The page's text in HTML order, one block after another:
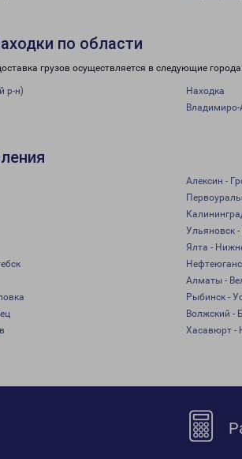
по области
грузов осуществляется в следующие города:
р-н) Находка
Владимиро-
Алексин -
Ульяновск
Ялта -
Алматы -
Рыбинск -
Волжский -
Хасавюрт -